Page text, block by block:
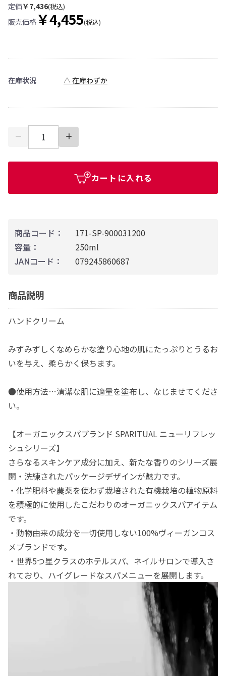
商品コード：
171-SP-900031200
容量：
250ml
JANコード：
079245860687
商品説明
ハンドクリーム
みずみずしくなめらかな塗り心地の肌にたっぷりとうるお
いを与え、柔らかく保ちます。
●使用方法…清潔な肌に適量を塗布し、なじませてくださ
い。
【オーガニックスパプランド SPARITUAL ニューリフレッ
シュシリーズ】
さらなるスキンケア成分に加え、新たな香りのシリーズ展
開・洗練されたパッケージデザインが魅力です。
・化学肥料や農薬を使わず栽培された有機栽培の植物原料
を積極的に使用したこだわりのオーガニックスパアイテム
です。
・動物由来の成分を一切使用しない100%ヴィーガンコス
メブランドです。
・世界5つ星クラスのホテルスパ、ネイルサロンで導入さ
れており、ハイグレードなスパメニューを展開します。
定価￥7,436(税込)
販売価格 ￥4,455(税込)
在庫状況 △ 在庫わずか
カートに入れる